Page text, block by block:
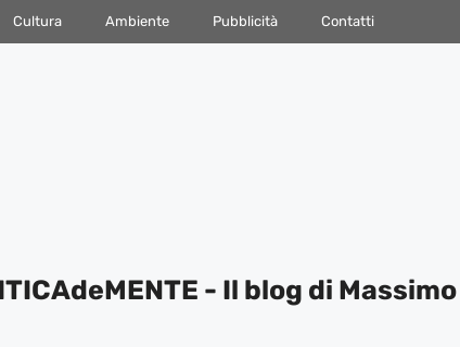
Cultura Ambiente Pubblicità Contatti
- Il blog di